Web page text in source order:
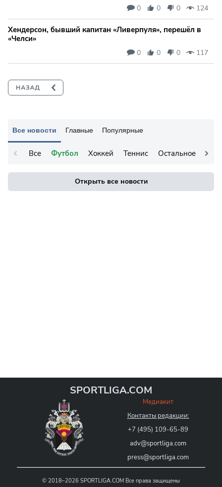
Все новости Главные Популярные
Все Футбол Хоккей Теннис Остальное
Открыть все новости
0 0 0 124
Хендерсон, бывший капитан «Ливерпуля», перешёл в
«Челси»
0 0 0 117
SPORTLIGA.COM
Медиакит
Контакты редакции:
+7 (495) 109-65-89
adv@sportliga.com
press@sportliga.com
© 2018–2026 SPORTLIGA.COM Все права защищены